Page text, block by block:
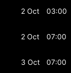
2 Oct 03:00
2 Oct 07:00
3 Oct 07:00